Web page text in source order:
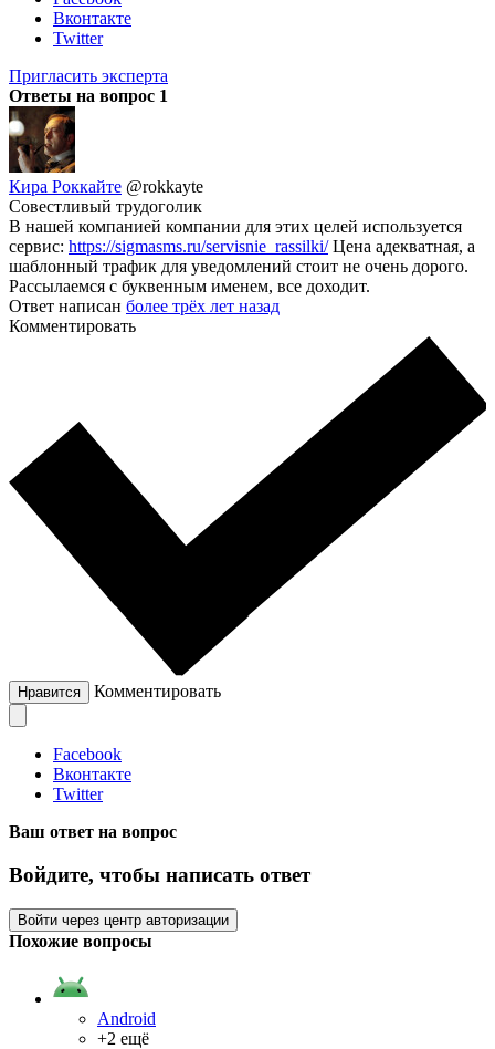
Вконтакте
Twitter
Пригласить эксперта
Ответы на вопрос 1
Кира Роккайте @rokkayte
Совестливый трудоголик
В нашей компанией компании для этих целей используется
сервис: https://sigmasms.ru/servisnie_rassilki/Цена адекватная, а
шаблонный трафик для уведомлений стоит не очень дорого.
Рассылаемся с буквенным именем, все доходит.
Ответ написан более трёх лет назад
Комментировать
Нравится Комментировать
Facebook
Вконтакте
Twitter
Ваш ответ на вопрос
Войдите, чтобы написать ответ
Войти через центр авторизации
Похожие вопросы
Android
+2 ещё